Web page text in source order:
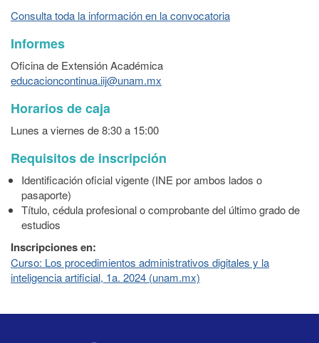
Consulta toda la información en la convocatoria
Informes
Oficina de Extensión Académica
educacioncontinua.iij@unam.mx
Horarios de caja
Lunes a viernes de 8:30 a 15:00
Requisitos de inscripción
Identificación oficial vigente (INE por ambos lados o
pasaporte)
Título, cédula profesional o comprobante del último grado de
estudios
Inscripciones en:
Curso: Los procedimientos administrativos digitales y la
inteligencia artificial, 1a. 2024 (unam.mx)